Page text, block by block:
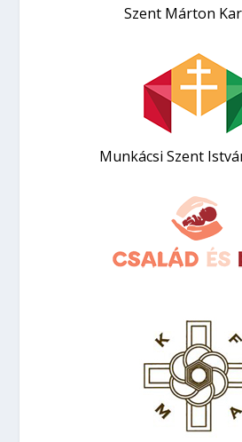
Szent Márton
Munkácsi Szent